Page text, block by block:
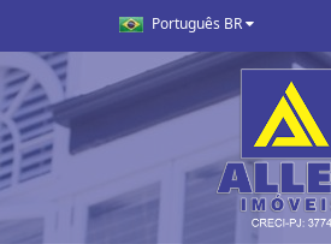
Português BR